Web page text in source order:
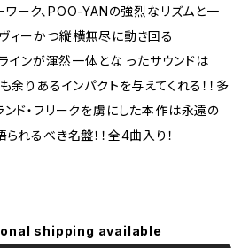
ーク、POO-YANの強烈なリズムと一
ィーかつ縦横無尽に動き回る
インが渾然一体とな ったサウンドは
りあるインパクトを与えてくれる！！多
ド・フリークを虜にした本作は永遠の
れるべき名盤！！全4曲入り！
shipping available